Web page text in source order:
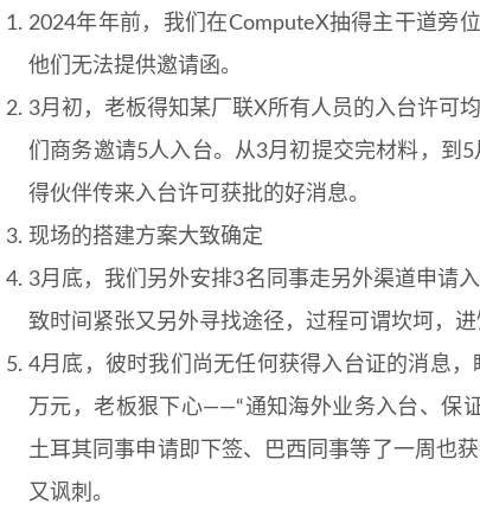
2024年年前，我们在ComputeX抽得主干道旁
他们无法提供邀请函。
3月初，老板得知某厂联X所有人员的入台许可
们商务邀请5人入台。从3月初提交完材料，到
得伙伴传来入台许可获批的好消息。
现场的搭建方案大致确定
3月底，我们另外安排3名同事走另外渠道申请
致时间紧张又另外寻找途径，过程可谓坎坷，
4月底，彼时我们尚无任何获得入台证的消息
万元，老板狠下心——“通知海外业务入台、保
土耳其同事申请即下签、巴西同事等了一周也
又讽刺。